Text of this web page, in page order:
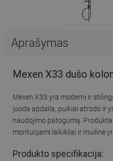
Aprašymas
Mexen X33 dušo
Mexen X33 yra moderni ir
juoda apdaila, puikiai atrodo ir
naudojimo patogumą.
montuojami laikikliai ir muilinė
Produkto specifikacija: